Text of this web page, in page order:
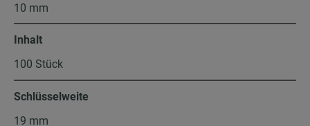
10 mm
Inhalt
100 Stück
Schlüsselweite
19 mm